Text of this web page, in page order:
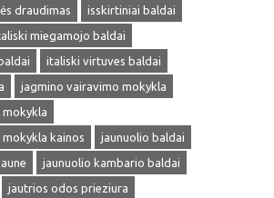
draudimas
isskirtiniai baldai
miegamojo baldai
italiski virtuves baldai
jagmino vairavimo mokykla
mokykla
kainos
jaunuolio baldai
jaunuolio kambario baldai
jautrios odos prieziura